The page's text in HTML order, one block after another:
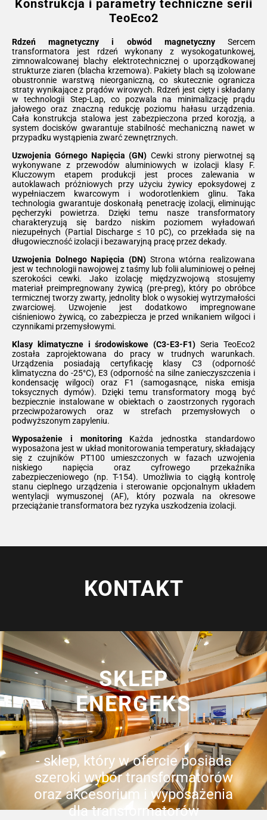
Konstrukcja i parametry techniczne serii
TeoEco2
Rdzeń magnetyczny i obwód magnetycznySercem
transformatora jest rdzeń wykonany z wysokogatunkowej,
zimnowalcowanej blachy elektrotechnicznej o uporządkowanej
strukturze ziaren (blacha krzemowa). Pakiety blach są izolowane
obustronnie warstwą nieorganiczną, co skutecznie ogranicza
straty wynikające z prądów wirowych. Rdzeń jest cięty i składany
w technologii Step-Lap, co pozwala na minimalizację prądu
jałowego oraz znaczną redukcję poziomu hałasu urządzenia.
Cała konstrukcja stalowa jest zabezpieczona przed korozją, a
system docisków gwarantuje stabilność mechaniczną nawet w
przypadku wystąpienia zwarć zewnętrznych.
Uzwojenia Górnego Napięcia (GN) Cewki strony pierwotnej są
wykonywane z przewodów aluminiowych w izolacji klasy F.
Kluczowym etapem produkcji jest proces zalewania w
autoklawach próżniowych przy użyciu żywicy epoksydowej z
wypełniaczem kwarcowym i wodorotlenkiem glinu. Taka
technologia gwarantuje doskonałą penetrację izolacji, eliminując
pęcherzyki powietrza. Dzięki temu nasze transformatory
charakteryzują się bardzo niskim poziomem wyładowań
niezupełnych (Partial Discharge ≤ 10 pC), co przekłada się na
długowieczność izolacji i bezawaryjną pracę przez dekady.
Uzwojenia Dolnego Napięcia (DN) Strona wtórna realizowana
jest w technologii nawojowej z taśmy lub folii aluminiowej o pełnej
szerokości cewki. Jako izolację międzyzwojową stosujemy
materiał preimpregnowany żywicą (pre-preg), który po obróbce
termicznej tworzy zwarty, jednolity blok o wysokiej wytrzymałości
zwarciowej. Uzwojenie jest dodatkowo impregnowane
ciśnieniowo żywicą, co zabezpiecza je przed wnikaniem wilgoci i
czynnikami przemysłowymi.
Klasy klimatyczne i środowiskowe (C3-E3-F1) Seria TeoEco2
została zaprojektowana do pracy w trudnych warunkach.
Urządzenia posiadają certyfikację klasy C3 (odporność
klimatyczna do -25°C), E3 (odporność na silne zanieczyszczenia i
kondensację wilgoci) oraz F1 (samogasnące, niska emisja
toksycznych dymów). Dzięki temu transformatory mogą być
bezpiecznie instalowane w obiektach o zaostrzonych rygorach
przeciwpożarowych oraz w strefach przemysłowych o
podwyższonym zapyleniu.
Wyposażenie i monitoringKażda jednostka standardowo
wyposażona jest w układ monitorowania temperatury, składający
się z czujników PT100 umieszczonych w fazach uzwojenia
niskiego napięcia oraz cyfrowego przekaźnika
zabezpieczeniowego (np. T-154). Umożliwia to ciągłą kontrolę
stanu cieplnego urządzenia i sterowanie opcjonalnym układem
wentylacji wymuszonej (AF), który pozwala na okresowe
przeciążanie transformatora bez ryzyka uszkodzenia izolacji.
KONTAKT
SKLEP
ENERGEKS
- sklep, który w ofercie posiada
szeroki wybór transformatorów
oraz akcesorium i wyposażenia
dla transformatorów